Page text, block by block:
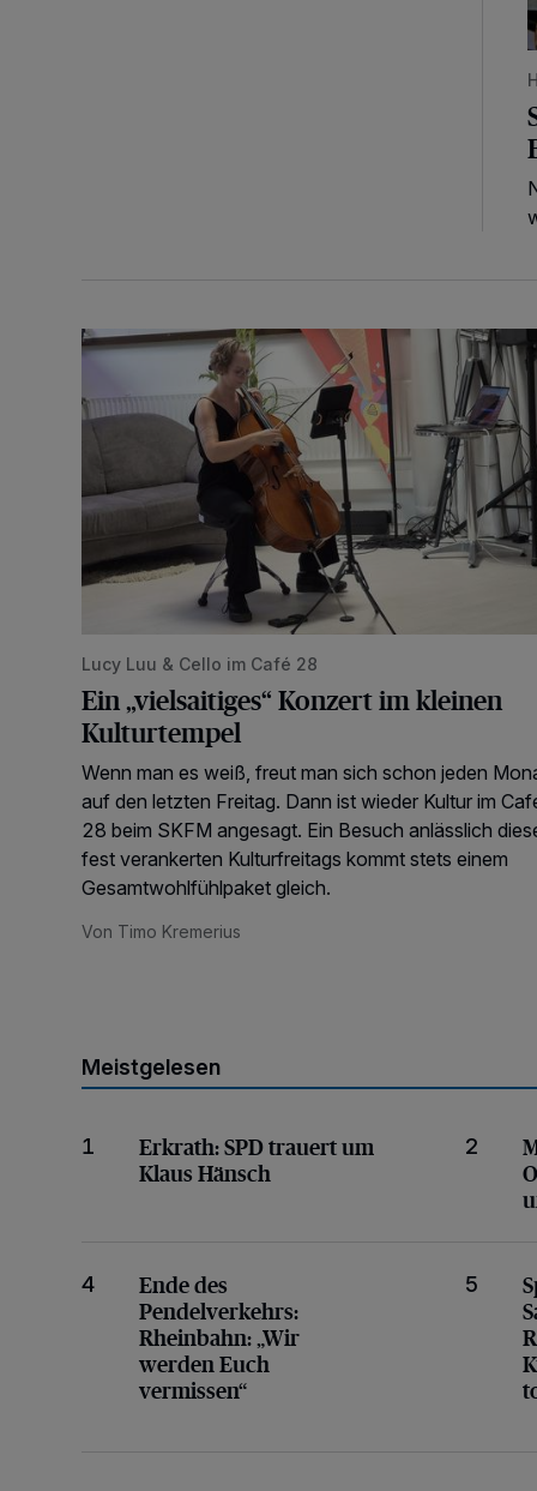
Ein „vielsaitiges“ Konzert im kleinen Kulturtempel
Lucy Luu & Cello im Café 28
Ein „vielsaitiges“ Konzert im kleinen
Kulturtempel
Wenn man es weiß, freut man sich schon jeden
auf den letzten Freitag. Dann ist wieder Kultur im
28 beim SKFM angesagt. Ein Besuch anlässlich
fest verankerten Kulturfreitags kommt stets einem
Gesamtwohlfühlpaket gleich.
Von Timo Kremerius
Meistgelesen
1
SPD trauert um Klaus Hänsch
Erkrath:SPD trauert um
Klaus Hänsch
2
„Wir
4
Rheinbahn: „Wir werden Euch vermissen“
Ende des
Pendelverkehrs:
Rheinbahn: „Wir
werden Euch
vermissen“
5